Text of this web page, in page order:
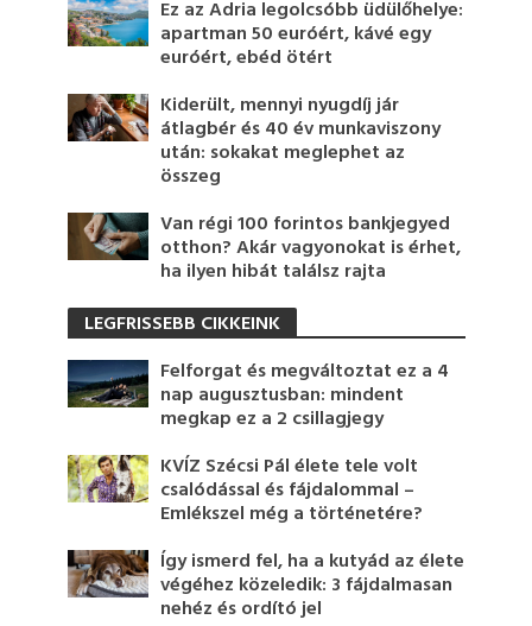
Ez az Adria legolcsóbb üdülőhelye:
apartman 50 euróért, kávé egy
euróért, ebéd ötért
Kiderült, mennyi nyugdíj jár
átlagbér és 40 év munkaviszony
után: sokakat meglephet az
összeg
Van régi 100 forintos bankjegyed
otthon? Akár vagyonokat is érhet,
ha ilyen hibát találsz rajta
LEGFRISSEBB CIKKEINK
Felforgat és megváltoztat ez a 4
nap augusztusban: mindent
megkap ez a 2 csillagjegy
KVÍZ Szécsi Pál élete tele volt
csalódással és fájdalommal –
Emlékszel még a történetére?
Így ismerd fel, ha a kutyád az élete
végéhez közeledik: 3 fájdalmasan
nehéz és ordító jel